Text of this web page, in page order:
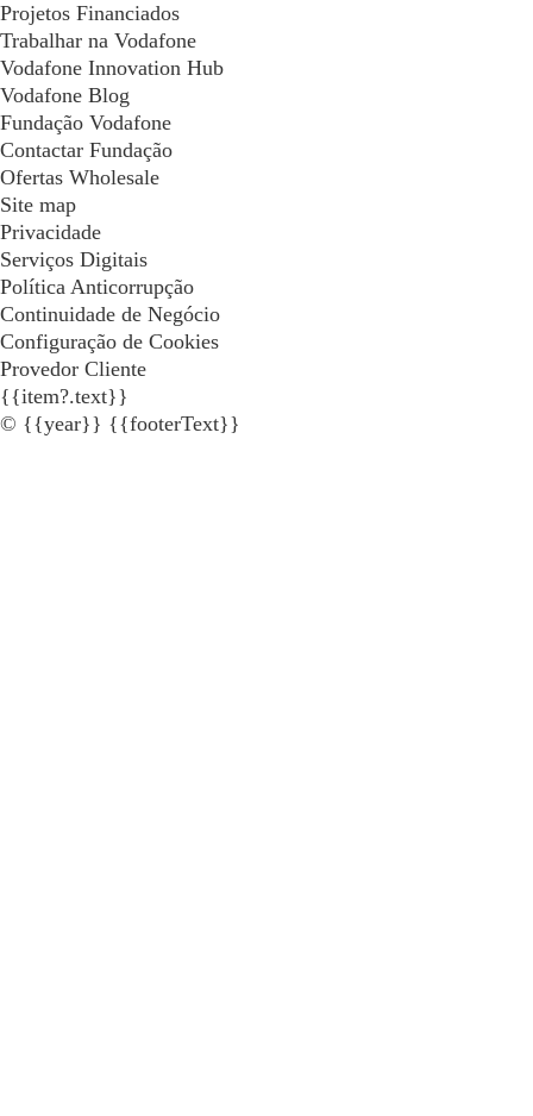
Projetos Financiados
Trabalhar na Vodafone
Vodafone Innovation Hub
Vodafone Blog
Fundação Vodafone
Contactar Fundação
Ofertas Wholesale
Site map
Privacidade
Serviços Digitais
Política Anticorrupção
Continuidade de Negócio
Configuração de Cookies
Provedor Cliente
{{item?.text}}
© {{year}} {{footerText}}